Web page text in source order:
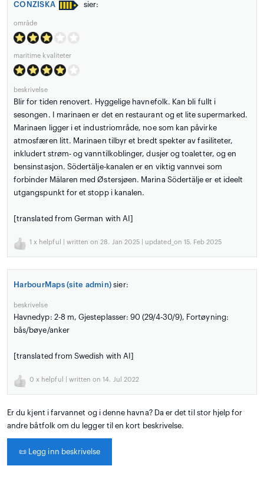
CONZISKA sier:
område
maritime kvaliteter
beskrivelse
Blir for tiden renovert. Hyggelige havnefolk. Kan bli fullt i
sesongen. I marinaen er det en restaurant og et lite supermarked.
Marinaen ligger i et industriområde, noe som kan påvirke
atmosfæren litt. Marinaen tilbyr et bredt spekter av fasiliteter,
inkludert strøm- og vanntilkoblinger, dusjer og toaletter, og en
bensinstasjon. Södertälje-kanalen er en viktig vannvei som
forbinder Mälaren med Østersjøen. Marina Södertälje er et ideelt
utgangspunkt for et stopp i kanalen.
[translated from German with AI]
1 x helpful | written on 28. Jan 2025 | updated_on 15. Feb 2025
HarbourMaps (site admin) sier:
beskrivelse
Havnedyp: 2-8 m, Gjesteplasser: 90 (29/4-30/9), Fortøyning:
bås/bøye/anker
[translated from Swedish with AI]
0 x helpful | written on 14. Jul 2022
Er du kjent i farvannet og i denne havna? Da er det til stor hjelp for
andre båtfolk om du legger til en kort beskrivelse.
📜 Legg inn beskrivelse